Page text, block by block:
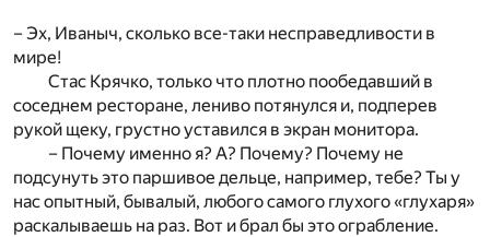
– Эх, Иваныч, сколько все-таки несправедливости в
мире!
Стас Крячко, только что плотно пообедавший в
соседнем ресторане, лениво потянулся и, подперев
рукой щеку, грустно уставился в экран монитора.
– Почему именно я? А? Почему? Почему не
подсунуть это паршивое дельце, например, тебе? Ты у
нас опытный, бывалый, любого самого глухого «глухаря»
раскалываешь на раз. Вот и брал бы это ограбление.